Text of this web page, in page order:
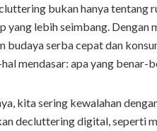
bukan hanya tentang
yang lebih seimbang. Dengan
serba cepat dan
mendasar: apa yang
kita sering kewalahan
decluttering digital, seperti